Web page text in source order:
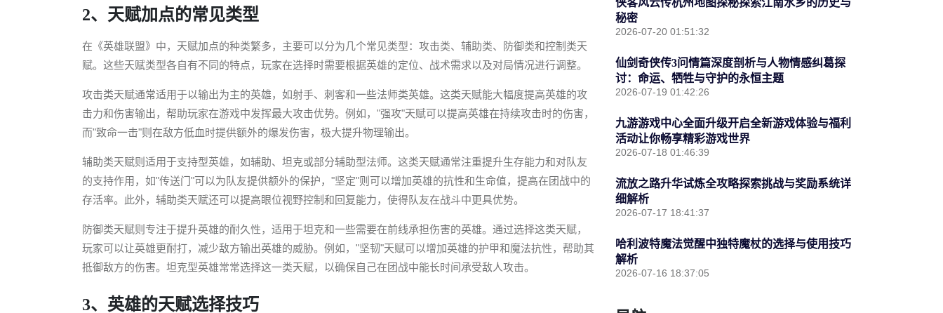
2、天赋加点的常见类型
在《英雄联盟》中，天赋加点的种类繁多，主要可以分为几个常见类型：攻击类、辅助类、防御类和控制类天
赋。这些天赋类型各自有不同的特点，玩家在选择时需要根据英雄的定位、战术需求以及对局情况进行调整。
攻击类天赋通常适用于以输出为主的英雄，如射手、刺客和一些法师类英雄。这类天赋能大幅度提高英雄的攻
击力和伤害输出，帮助玩家在游戏中发挥最大攻击优势。例如，"强攻"天赋可以提高英雄在持续攻击时的伤害，
而"致命一击"则在敌方低血时提供额外的爆发伤害，极大提升物理输出。
辅助类天赋则适用于支持型英雄，如辅助、坦克或部分辅助型法师。这类天赋通常注重提升生存能力和对队友
的支持作用，如"传送门"可以为队友提供额外的保护，"坚定"则可以增加英雄的抗性和生命值，提高在团战中的
存活率。此外，辅助类天赋还可以提高眼位视野控制和回复能力，使得队友在战斗中更具优势。
防御类天赋则专注于提升英雄的耐久性，适用于坦克和一些需要在前线承担伤害的英雄。通过选择这类天赋，
玩家可以让英雄更耐打，减少敌方输出英雄的威胁。例如，"坚韧"天赋可以增加英雄的护甲和魔法抗性，帮助其
抵御敌方的伤害。坦克型英雄常常选择这一类天赋，以确保自己在团战中能长时间承受敌人攻击。
3、英雄的天赋选择技巧
侠客风云传杭州地图探秘探索江南水乡的历史与
秘密
2026-07-20 01:51:32
仙剑奇侠传3问情篇深度剖析与人物情感纠葛探
讨：命运、牺牲与守护的永恒主题
2026-07-19 01:42:26
九游游戏中心全面升级开启全新游戏体验与福利
活动让你畅享精彩游戏世界
2026-07-18 01:46:39
流放之路升华试炼全攻略探索挑战与奖励系统详
细解析
2026-07-17 18:41:37
哈利波特魔法觉醒中独特魔杖的选择与使用技巧
解析
2026-07-16 18:37:05